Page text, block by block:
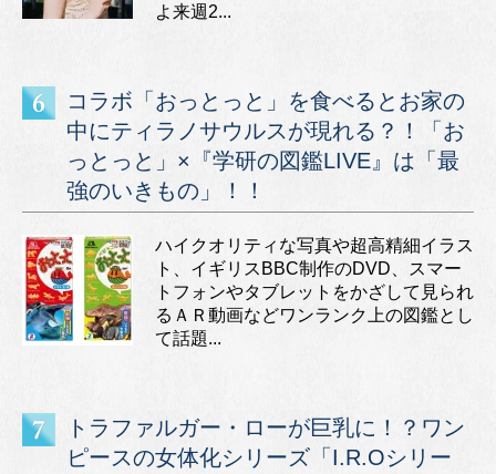
よ来週2...
コラボ「おっとっと」を食べるとお家の
中にティラノサウルスが現れる？！「お
っとっと」×『学研の図鑑LIVE』は「最
強のいきもの」！！
ハイクオリティな写真や超高精細イラス
ト、イギリスBBC制作のDVD、スマー
トフォンやタブレットをかざして見られ
るＡＲ動画などワンランク上の図鑑とし
て話題...
トラファルガー・ローが巨乳に！？ワン
ピースの女体化シリーズ「I.R.Oシリー